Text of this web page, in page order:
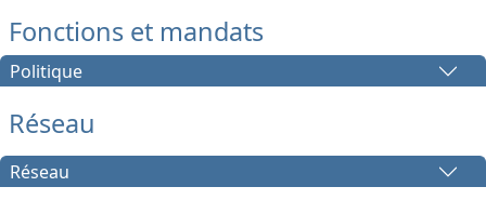
Fonctions et mandats
Politique
Réseau
Réseau